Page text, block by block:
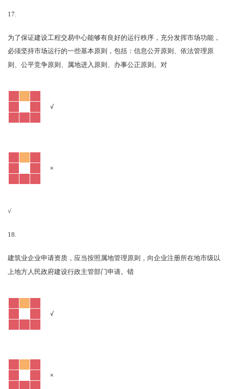
17.
为了保证建设工程交易中心能够有良好的运行秩序，充分发挥市场功能，
必须坚持市场运行的一些基本原则，包括：信息公开原则、依法管理原
则、公平竞争原则、属地进入原则、办事公正原则。 对
√
×
√
18.
建筑业企业申请资质，应当按照属地管理原则，向企业注册所在地市级以
上地方人民政府建设行政主管部门申请。 错
√
×